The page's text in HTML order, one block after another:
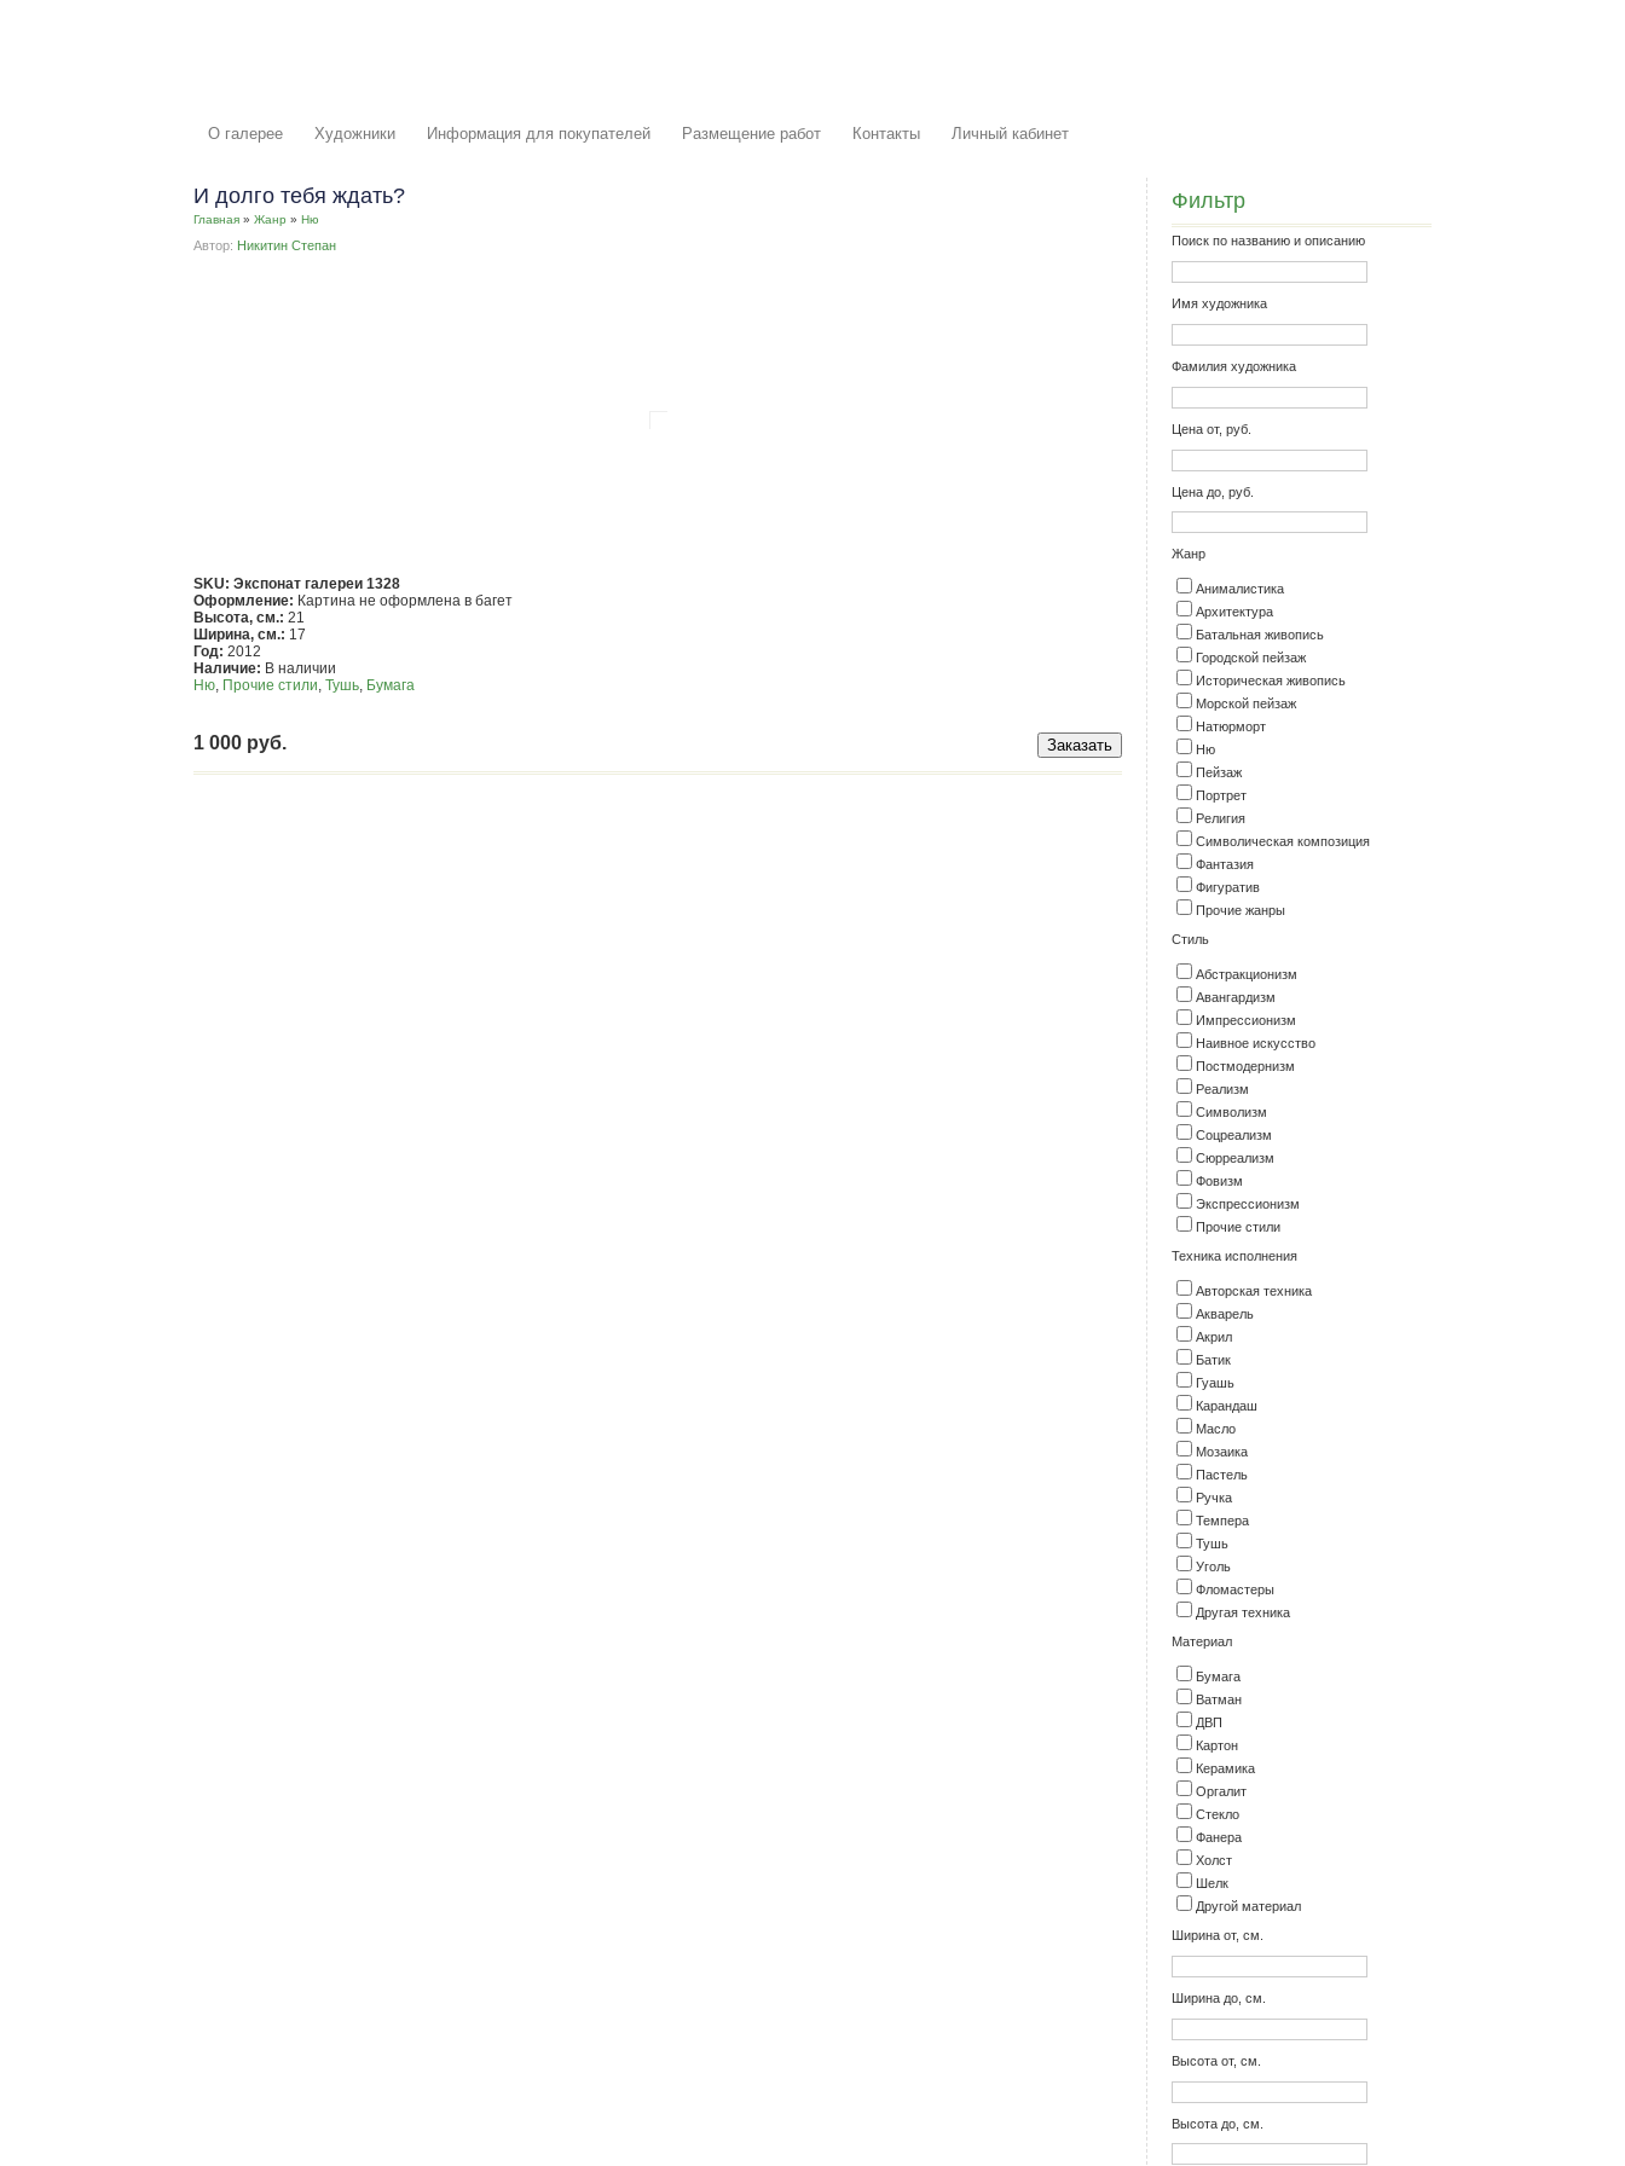
О галерее Художники Информация для покупателей Размещение работ Контакты Личный кабинет
И долго тебя ждать?
Главная » Жанр » Ню
Автор: Никитин Степан
SKU: Экспонат галереи 1328
Оформление: Картина не оформлена в багет
Высота, см.: 21
Ширина, см.: 17
Год: 2012
Наличие: В наличии
Ню, Прочие стили, Тушь, Бумага
1 000 руб.
Фильтр
Поиск по названию и описанию
Имя художника
Фамилия художника
Цена от, руб.
Цена до, руб.
Жанр
Анималистика
Архитектура
Батальная живопись
Городской пейзаж
Историческая живопись
Морской пейзаж
Натюрморт
Ню
Пейзаж
Портрет
Религия
Символическая композиция
Фантазия
Фигуратив
Прочие жанры
Стиль
Абстракционизм
Авангардизм
Импрессионизм
Наивное искусство
Постмодернизм
Реализм
Символизм
Соцреализм
Сюрреализм
Фовизм
Экспрессионизм
Прочие стили
Техника исполнения
Авторская техника
Акварель
Акрил
Батик
Гуашь
Карандаш
Масло
Мозаика
Пастель
Ручка
Темпера
Тушь
Уголь
Фломастеры
Другая техника
Материал
Бумага
Ватман
ДВП
Картон
Керамика
Оргалит
Стекло
Фанера
Холст
Шелк
Другой материал
Ширина от, см.
Ширина до, см.
Высота от, см.
Высота до, см.